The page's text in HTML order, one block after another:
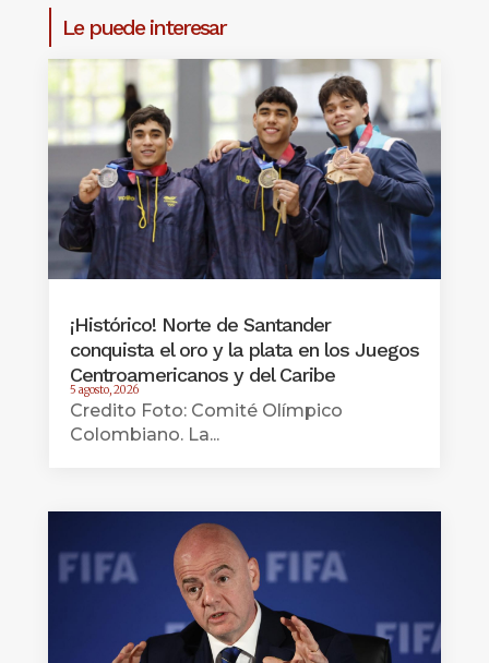
Le puede interesar
¡Histórico! Norte de Santander
conquista el oro y la plata en los Juegos
Centroamericanos y del Caribe
5 agosto, 2026
Credito Foto: Comité Olímpico
Colombiano. La...